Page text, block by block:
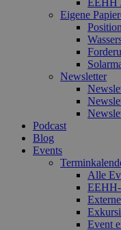
EEHH
Eigene
Newsletter
Podcast
Blog
Events
Alle
Event